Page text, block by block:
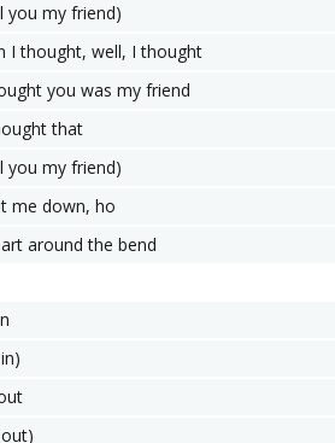
you my friend)
I thought, well, I thought
you was my friend
that
you my friend)
me down, ho
around the bend